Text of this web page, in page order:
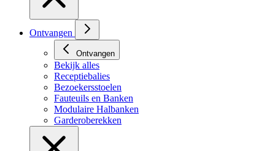
Ontvangen
Ontvangen
Bekijk alles
Receptiebalies
Bezoekersstoelen
Fauteuils en Banken
Modulaire Halbanken
Garderoberekken